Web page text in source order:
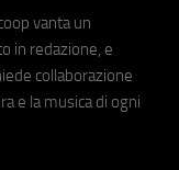
vanta un
in redazione, e
collaborazione
e la musica di ogni